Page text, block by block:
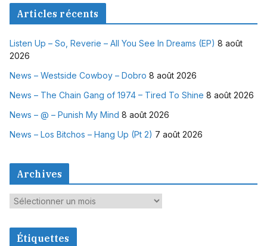
Articles récents
Listen Up – So, Reverie – All You See In Dreams (EP) 8 août
2026
News – Westside Cowboy – Dobro 8 août 2026
News – The Chain Gang of 1974 – Tired To Shine 8 août 2026
News – @ – Punish My Mind 8 août 2026
News – Los Bitchos – Hang Up (Pt 2) 7 août 2026
Archives
A
c
Étiquettes